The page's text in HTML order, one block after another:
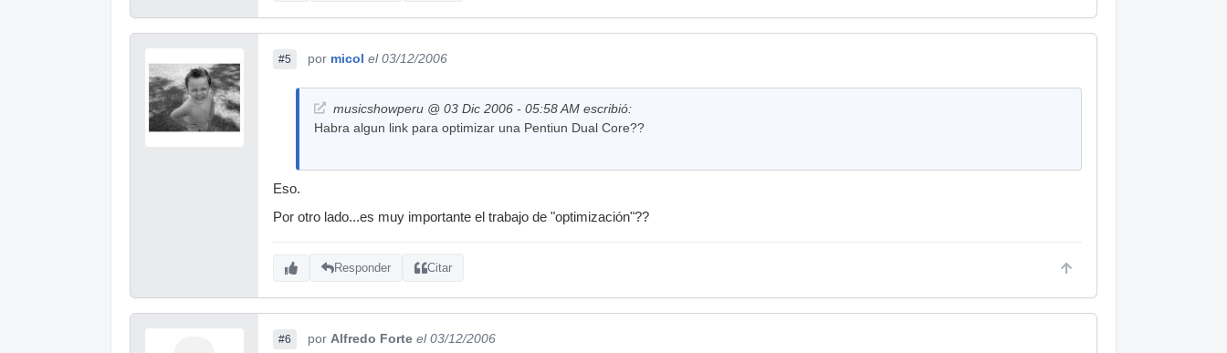
#5 por micol el 03/12/2006
musicshowperu @ 03 Dic 2006 - 05:58 AM escribió:
Habra algun link para optimizar una Pentiun Dual Core??
Eso.
Por otro lado...es muy importante el trabajo de "optimización"??
Responder Citar
#6 por Alfredo Forte el 03/12/2006